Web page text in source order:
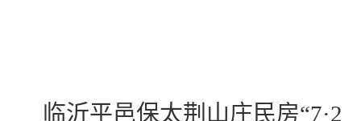
临沂平邑保太荆山庄民房“7·2